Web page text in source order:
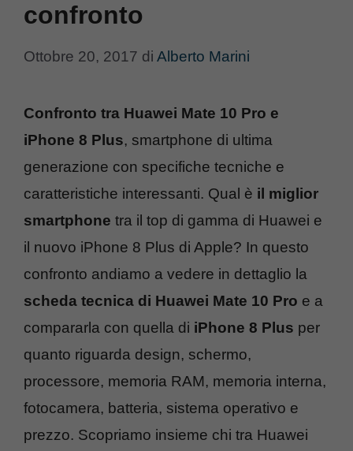
confronto
Ottobre 20, 2017 di Alberto Marini
Confronto tra Huawei Mate 10 Pro e
iPhone 8 Plus, smartphone di ultima
generazione con specifiche tecniche e
caratteristiche interessanti. Qual è il miglior
smartphone tra il top di gamma di Huawei e
il nuovo iPhone 8 Plus di Apple? In questo
confronto andiamo a vedere in dettaglio la
scheda tecnica di Huawei Mate 10 Pro e a
compararla con quella di iPhone 8 Plus per
quanto riguarda design, schermo,
processore, memoria RAM, memoria interna,
fotocamera, batteria, sistema operativo e
prezzo. Scopriamo insieme chi tra Huawei